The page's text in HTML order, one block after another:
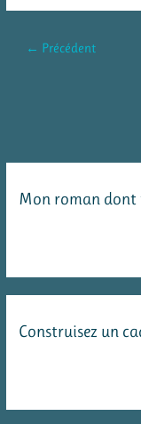
← Précédent
Mon roman dont
Construisez un